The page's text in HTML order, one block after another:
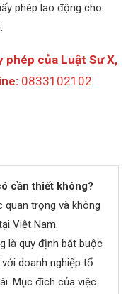
phép lao động cho
phép của Luật Sư X,
0833102102
cần thiết không?
quan trọng và không
Việt Nam.
là quy định bắt buộc
doanh nghiệp tổ
Mục đích của việc